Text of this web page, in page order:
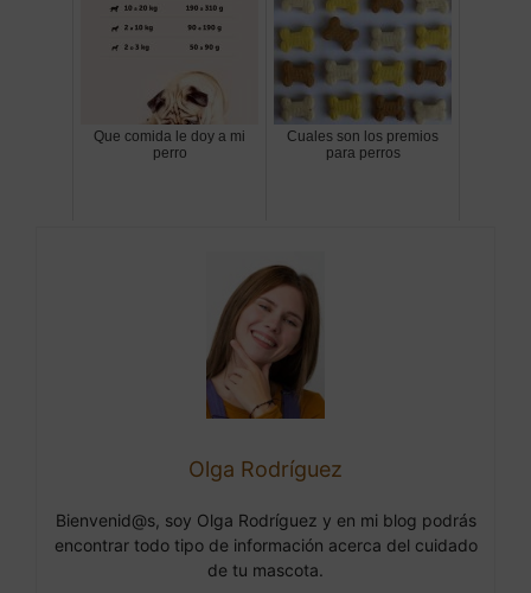
Que comida le doy a mi
perro
Cuales son los premios
para perros
Olga Rodríguez
Bienvenid@s, soy Olga Rodríguez y en mi blog podrás
encontrar todo tipo de información acerca del cuidado
de tu mascota.